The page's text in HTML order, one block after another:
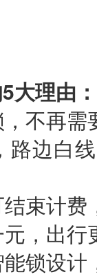
大理由：
不再需
边白线
计费
出行
设计